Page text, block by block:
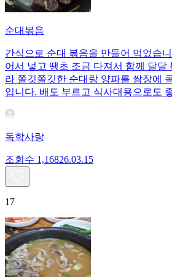
순대볶음
간식으로 순대 볶음을 만들어 먹었습
어서 넣고 땡초 조금 다져서 함께 달달
라 쫄깃쫄깃한 순대랑 양파를 쌈장에
입니다. 배도 부르고 식사대용으로도
독학사랑
조회수 1,16826.03.15
17